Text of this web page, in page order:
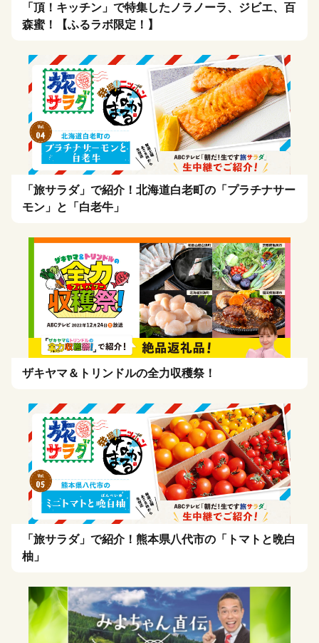
「頂！キッチン」で特集したノラノーラ、ジビエ、百
森蜜！【ふるラボ限定！】
「旅サラダ」で紹介！北海道白老町の「プラチナサー
モン」と「白老牛」
ザキヤマ＆トリンドルの全力収穫祭！
「旅サラダ」で紹介！熊本県八代市の「トマトと晩白
柚」